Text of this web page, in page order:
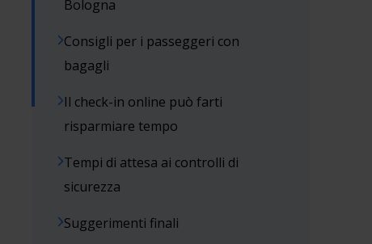
Bologna
Consigli per i passeggeri con
bagagli
Il check-in online può farti
risparmiare tempo
Tempi di attesa ai controlli di
sicurezza
Suggerimenti finali